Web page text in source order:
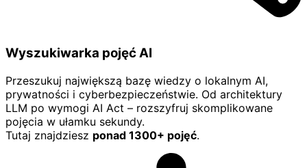
Wyszukiwarka pojęć AI
Przeszukuj największą bazę wiedzy o lokalnym AI,
prywatności i cyberbezpieczeństwie. Od architektury
LLM po wymogi AI Act – rozszyfruj skomplikowane
pojęcia w ułamku sekundy.
Tutaj znajdziesz ponad 1300+ pojęć.